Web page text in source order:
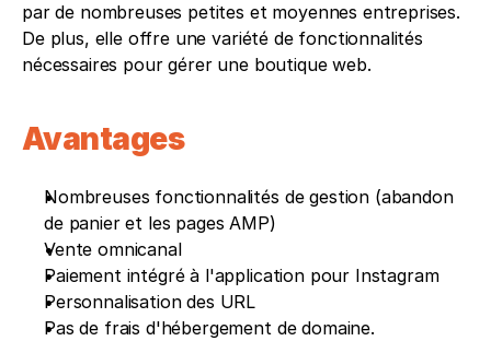
par de nombreuses petites et moyennes entreprises.
De plus, elle offre une variété de fonctionnalités
nécessaires pour gérer une boutique web.
Avantages
Nombreuses fonctionnalités de gestion (abandon
de panier et les pages AMP)
Vente omnicanal
Paiement intégré à l'application pour Instagram
Personnalisation des URL
Pas de frais d'hébergement de domaine.